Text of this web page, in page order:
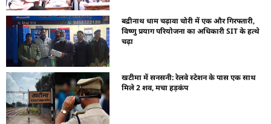
बद्रीनाथ धाम चढ़ावा चोरी में एक और गिरफ्तारी,
विष्णु प्रयाग परियोजना का अधिकारी SIT के हत्थे
चढ़ा
खटीमा में सनसनी: रेलवे स्टेशन के पास एक साथ
मिले 2 शव, मचा हड़कंप